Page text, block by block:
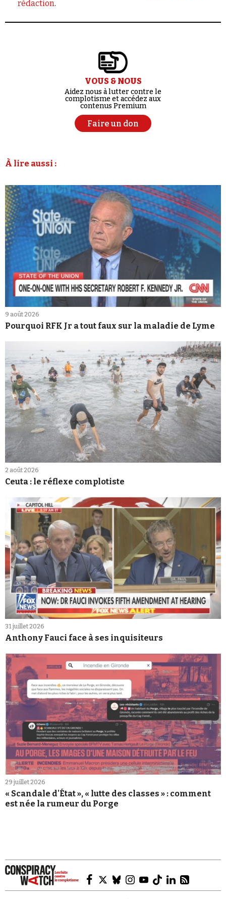
rédaction.
VOUS & NOUS
Aidez nous à lutter contre le
complotisme et accédez aux
contenus Premium
Faire un don
À lire aussi :
9 août 2026
Pourquoi RFK Jr a tout faux sur la maladie de Lyme
2 août 2026
Ceuta : le réflexe complotiste
31 juillet 2026
Anthony Fauci face à ses inquisiteurs
29 juillet 2026
« Scandale d'État », « lutte des classes » : comment
est née la rumeur du Porge